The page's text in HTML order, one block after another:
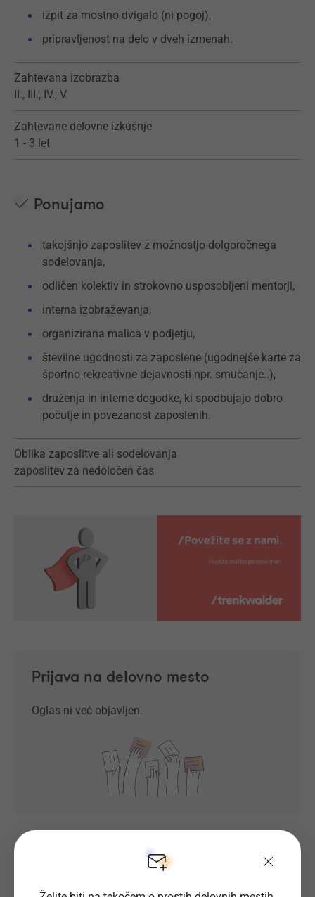
izpit za mostno dvigalo (ni pogoj),
pripravljenost na delo v dveh izmenah.
Zahtevana izobrazba
II., III., IV., V.
Zahtevane delovne izkušnje
1 - 3 let
Ponujamo
takojšnjo zaposlitev z možnostjo dolgoročnega
sodelovanja,
odličen kolektiv in strokovno usposobljeni mentorji,
interna izobraževanja,
organizirana malica v podjetju,
številne ugodnosti za zaposlene (ugodnejše karte za
športno-rekreativne dejavnosti npr. smučanje..),
druženja in interne dogodke, ki spodbujajo dobro
počutje in povezanost zaposlenih.
Oblika zaposlitve ali sodelovanja
zaposlitev za nedoločen čas
Prijava na delovno mesto
Oglas ni več objavljen.
Prosta delovna mesta direktno na